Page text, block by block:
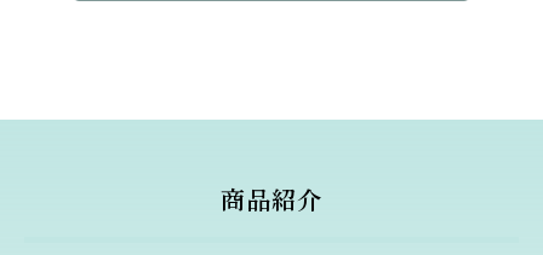
商品紹介